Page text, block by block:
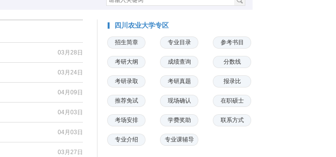
03月28日
03月24日
04月09日
04月03日
04月03日
03月27日
四川农业大学专区
招生简章 专业目录 参考书目
考研大纲 成绩查询 分数线
考研录取 考研真题 报录比
推荐免试 现场确认 在职硕士
考场安排 学费奖助 联系方式
专业介绍 专业课辅导